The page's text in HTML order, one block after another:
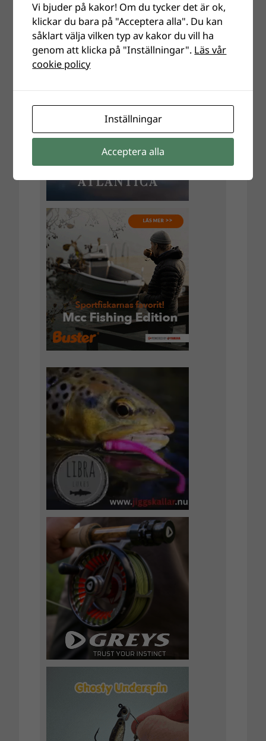
Vi bjuder på kakor! Om du tycker det är ok,
klickar du bara på "Acceptera alla". Du kan
såklart välja vilken typ av kakor du vill ha
genom att klicka på "Inställningar". Läs vår
cookie policy
Inställningar
Acceptera alla